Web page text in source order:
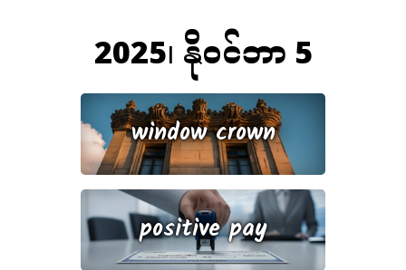
2025၊ နိုဝင်ဘာ 5
window crown
positive pay